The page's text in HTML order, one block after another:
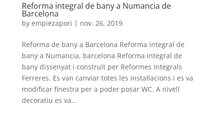
Reforma integral de bany a Numancia de
Barcelona
by empiezapori | nov. 26, 2019
Reforma de bany a Barcelona Reforma integral de
bany a Numancia, barcelona Reforma integral de
bany dissenyat i construït per Reformes Integrals
Ferreres. Es van canviar totes les instal·lacions i es va
modificar finestra per a poder posar WC. A nivell
decoratiu es va...